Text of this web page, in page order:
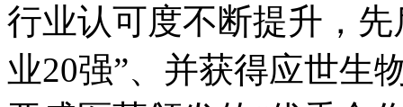
行业认可度不断提升，
业20强”、并获得应世生